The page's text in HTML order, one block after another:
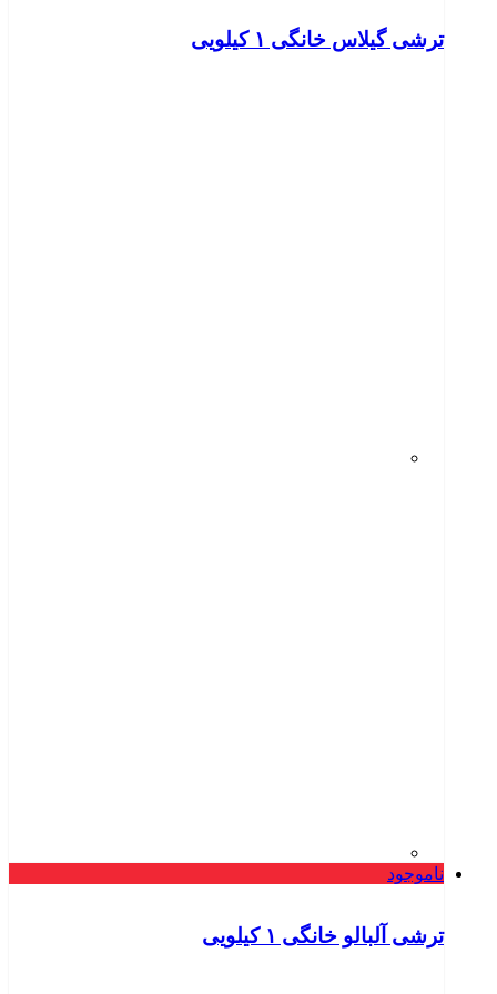
ترشی گیلاس خانگی ۱ کیلویی
ناموجود
ترشی آلبالو خانگی ۱ کیلویی